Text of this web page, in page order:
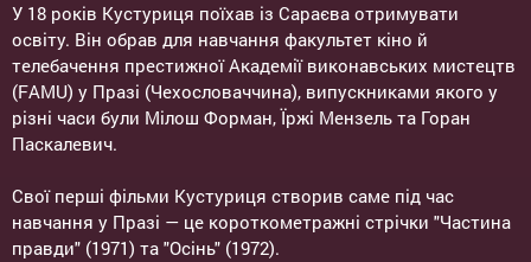
У 18 років Кустуриця поїхав із Сараєва отримувати
освіту. Він обрав для навчання факультет кіно й
телебачення престижної Академії виконавських мистецтв
(FAMU) у Празі (Чехословаччина), випускниками якого у
різні часи були Мілош Форман, Їржі Мензель та Горан
Паскалевич.
Свої перші фільми Кустуриця створив саме під час
навчання у Празі — це короткометражні стрічки "Частина
правди" (1971) та "Осінь" (1972).